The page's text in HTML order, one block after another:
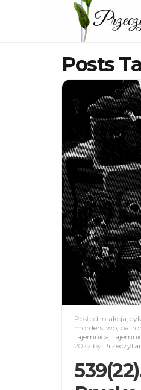
Posts
Posted in akcja,
morderstwo,
tajemnica,
2022 by